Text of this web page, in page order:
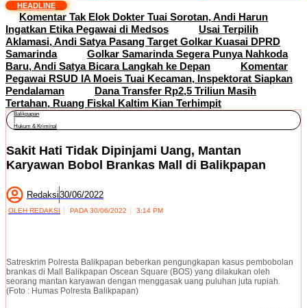
HEADLINE
Komentar Tak Elok Dokter Tuai Sorotan, Andi Harun
Ingatkan Etika Pegawai di Medsos
Usai Terpilih
Aklamasi, Andi Satya Pasang Target Golkar Kuasai DPRD
Samarinda
Golkar Samarinda Segera Punya Nahkoda
Baru, Andi Satya Bicara Langkah ke Depan
Komentar
Pegawai RSUD IA Moeis Tuai Kecaman, Inspektorat Siapkan
Pendalaman
Dana Transfer Rp2,5 Triliun Masih
Tertahan, Ruang Fiskal Kaltim Kian Terhimpit
Balikpapan
Hukum & Kriminal
Sakit Hati Tidak Dipinjami Uang, Mantan
Karyawan Bobol Brankas Mall di Balikpapan
Redaksi30/06/2022
OLEH REDAKSI PADA 30/06/2022 3:14 PM
Satreskrim Polresta Balikpapan beberkan pengungkapan kasus pembobolan
brankas di Mall Balikpapan Oscean Square (BOS) yang dilakukan oleh
seorang mantan karyawan dengan menggasak uang puluhan juta rupiah.
(Foto : Humas Polresta Balikpapan)